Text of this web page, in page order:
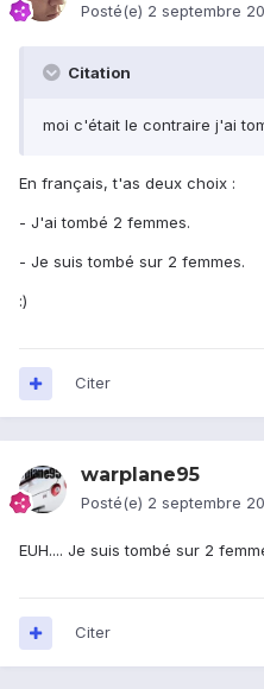
Posté(e) 2 septembre
Citation
moi c'était le contraire j'ai
En français, t'as deux choix :
- J'ai tombé 2 femmes.
- Je suis tombé sur 2 femmes.
:)
Citer
warplane95
Posté(e) 2 septembre
EUH.... Je suis tombé sur 2
Citer